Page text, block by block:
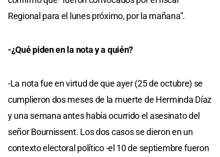
Regional para el lunes próximo, por la mañana”.
-¿Qué piden en la nota y a quién?
-La nota fue en virtud de que ayer (25 de octubre) se
cumplieron dos meses de la muerte de Herminda Díaz
y una semana antes había ocurrido el asesinato del
señor Bournissent. Los dos casos se dieron en un
contexto electoral político -el 10 de septiembre fueron